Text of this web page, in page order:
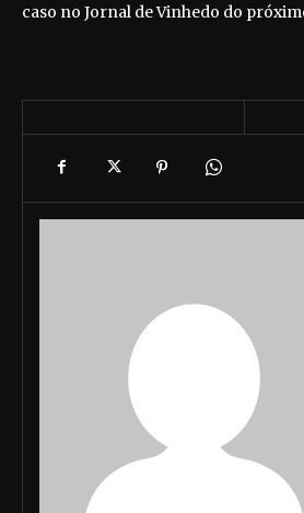
caso no Jornal de Vinhedo do